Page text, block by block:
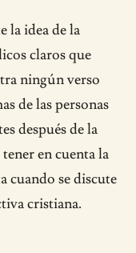
la idea de la
claros que
ningún verso
de las personas
después de la
en cuenta la
cuando se discute
cristiana.